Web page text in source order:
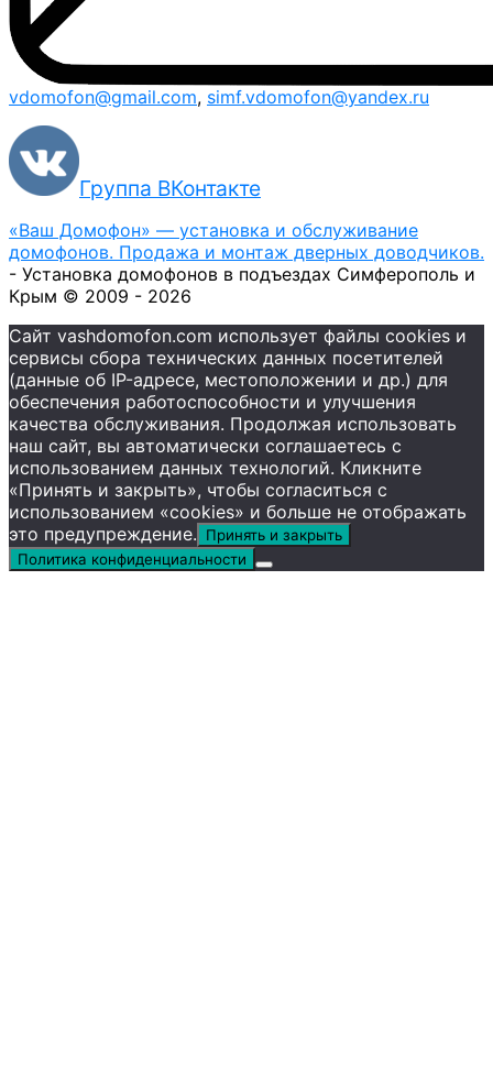
vdomofon@gmail.com, simf.vdomofon@yandex.ru
Группа ВКонтакте
«Ваш Домофон» — установка и обслуживание
домофонов. Продажа и монтаж дверных доводчиков.
- Установка домофонов в подъездах Симферополь и
Крым © 2009 - 2026
Сайт vashdomofon.com использует файлы cookies и
сервисы сбора технических данных посетителей
(данные об IP-адресе, местоположении и др.) для
обеспечения работоспособности и улучшения
качества обслуживания. Продолжая использовать
наш сайт, вы автоматически соглашаетесь с
использованием данных технологий. Кликните
«Принять и закрыть», чтобы согласиться с
использованием «cookies» и больше не отображать
это предупреждение.
Принять и закрыть
Политика конфиденциальности